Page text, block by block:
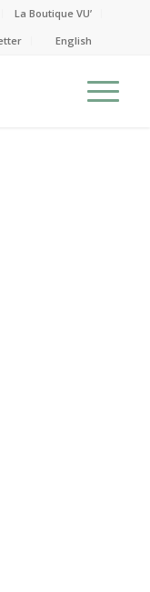
La Boutique VU’
English